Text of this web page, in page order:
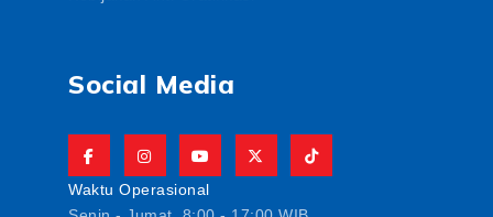
Social Media
Waktu Operasional